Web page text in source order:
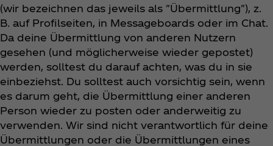
(wir bezeichnen das jeweils als "Übermittlung"), z.
B. auf Profilseiten, in Messageboards oder im Chat.
Da deine Übermittlung von anderen Nutzern
gesehen (und möglicherweise wieder gepostet)
werden, solltest du darauf achten, was du in sie
einbeziehst. Du solltest auch vorsichtig sein, wenn
es darum geht, die Übermittlung einer anderen
Person wieder zu posten oder anderweitig zu
verwenden. Wir sind nicht verantwortlich für deine
Übermittlungen oder die Übermittlungen eines